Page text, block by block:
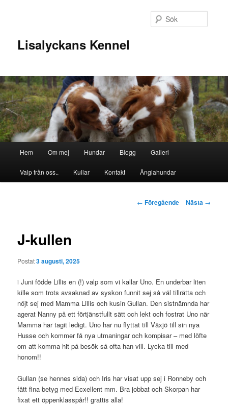
Lisalyckans Kennel
Hoppa
till
Hem Om mej Hundar Blogg Galleri
Valp från oss.. Kullar Kontakt Änglahundar
Inläggsnavigering
← Föregående Nästa →
J-kullen
Postat3 augusti, 2025
i Juni födde Lillis en (!) valp som vi kallar Uno. En underbar liten
kille som trots avsaknad av syskon funnit sej så väl tillrätta och
nöjt sej med Mamma Lillis och kusin Gullan. Den sistnämnda har
agerat Nanny på ett förtjänstfullt sätt och lekt och fostrat Uno när
Mamma har tagit ledigt. Uno har nu flyttat till Växjö till sin nya
Husse och kommer få nya utmaningar och kompisar – med löfte
om att komma hit på besök så ofta han vill. Lycka till med
honom!!
Gullan (se hennes sida) och Iris har visat upp sej i Ronneby och
fått fina betyg med Ecxellent mm. Bra jobbat och Skorpan har
fixat ett öppenklasspår!! grattis alla!